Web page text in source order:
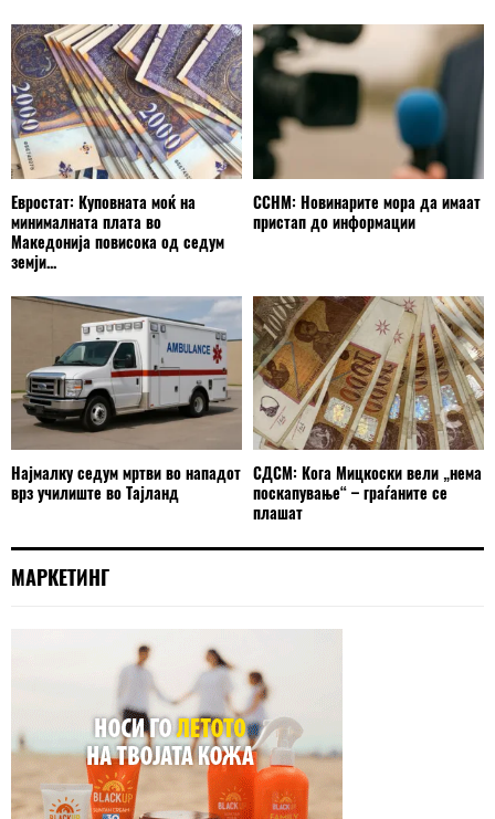
Евростат: Куповната моќ на
минималната плата во
Македонија повисока од седум
земји...
ССНМ: Новинарите мора да имаат
пристап до информации
Најмалку седум мртви во нападот
врз училиште во Тајланд
СДСМ: Кога Мицкоски вели „нема
поскапување“ – граѓаните се
плашат
МАРКЕТИНГ